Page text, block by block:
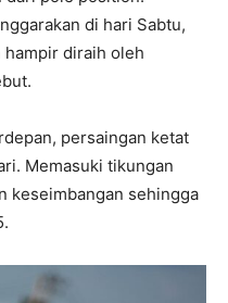
di hari Sabtu,
hampir diraih oleh
persaingan ketat
Memasuki tikungan
keseimbangan sehingga